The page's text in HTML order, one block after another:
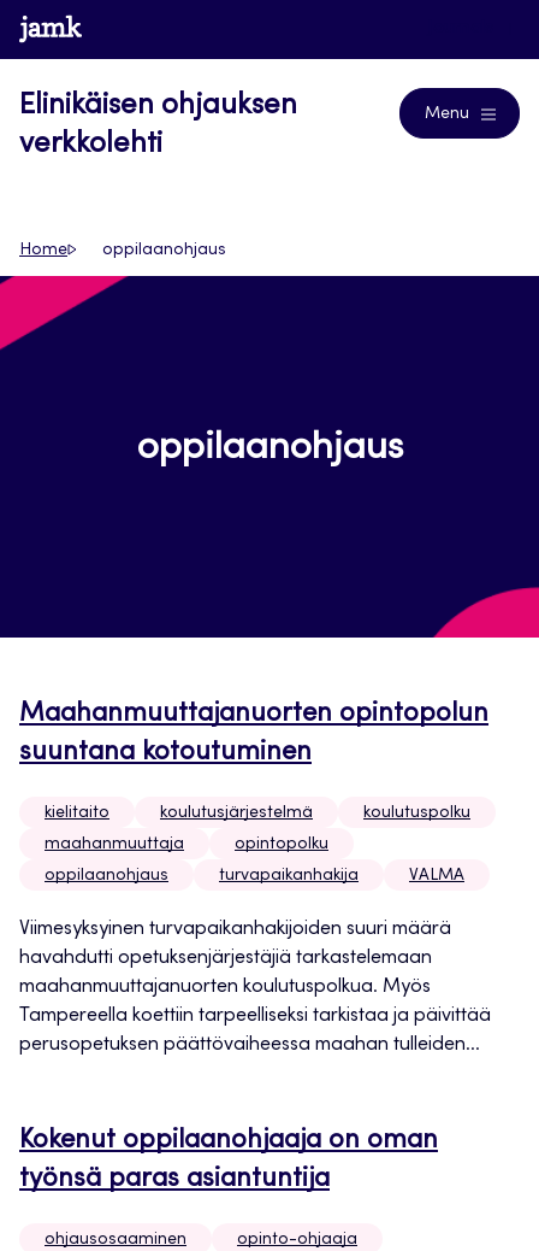
Siirry
suoraan
www.jamk.fi
Elinikäisen ohjauksen
verkkolehti
Menu
Home oppilaanohjaus
oppilaanohjaus
Maahanmuuttajanuorten opintopolun
suuntana kotoutuminen
kielitaito koulutusjärjestelmä
koulutuspolku
maahanmuuttaja
opintopolku
oppilaanohjaus
turvapaikanhakija VALMA
Viimesyksyinen turvapaikanhakijoiden suuri määrä
havahdutti opetuksenjärjestäjiä tarkastelemaan
maahanmuuttajanuorten koulutuspolkua. Myös
Tampereella koettiin tarpeelliseksi tarkistaa ja päivittää
perusopetuksen päättövaiheessa maahan tulleiden...
Kokenut oppilaanohjaaja on oman
työnsä paras asiantuntija
ohjausosaaminen
opinto-ohjaaja